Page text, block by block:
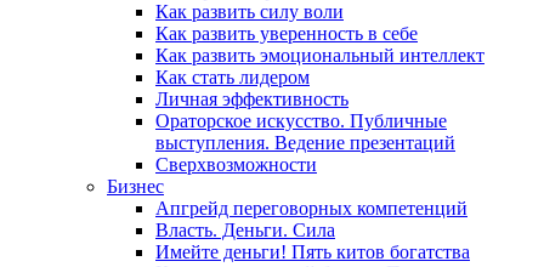
Как развить силу воли
Как развить уверенность в себе
Как развить эмоциональный интеллект
Как стать лидером
Личная эффективность
Ораторское искусство. Публичные
выступления. Ведение презентаций
Сверхвозможности
Бизнес
Апгрейд переговорных компетенций
Власть. Деньги. Сила
Имейте деньги! Пять китов богатства